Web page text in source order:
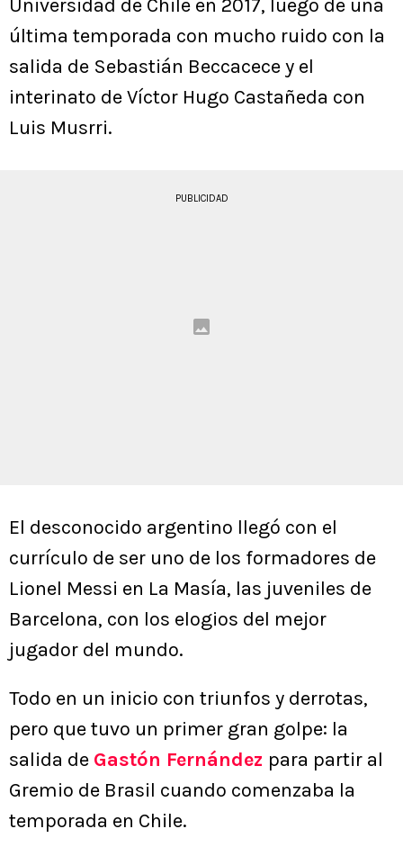
Universidad de Chile en 2017, luego de una
última temporada con mucho ruido con la
salida de Sebastián Beccacece y el
interinato de Víctor Hugo Castañeda con
Luis Musrri.
PUBLICIDAD
El desconocido argentino llegó con el
currículo de ser uno de los formadores de
Lionel Messi en La Masía, las juveniles de
Barcelona, con los elogios del mejor
jugador del mundo.
Todo en un inicio con triunfos y derrotas,
pero que tuvo un primer gran golpe: la
salida de Gastón Fernández para partir al
Gremio de Brasil cuando comenzaba la
temporada en Chile.